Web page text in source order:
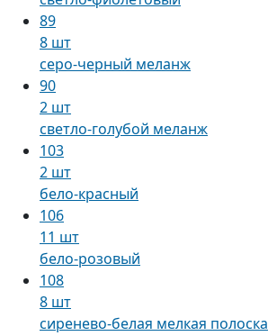
89
8 шт
серо-черный меланж
90
2 шт
светло-голубой меланж
103
2 шт
бело-красный
106
11 шт
бело-розовый
108
8 шт
сиренево-белая мелкая полоска